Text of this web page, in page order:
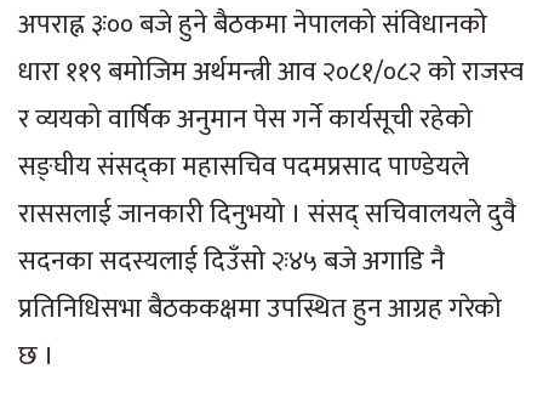
अपराह्न ३ः०० बजे हुने बैठकमा नेपालको संविधानको
धारा ११९ बमोजिम अर्थमन्त्री आव २०८१/०८२ को राजस्व
र व्ययको वार्षिक अनुमान पेस गर्ने कार्यसूची रहेको
सङ्घीय संसद्का महासचिव पदमप्रसाद पाण्डेयले
राससलाई जानकारी दिनुभयो । संसद् सचिवालयले दुवै
सदनका सदस्यलाई दिउँसो २ः४५ बजे अगाडि नै
प्रतिनिधिसभा बैठककक्षमा उपस्थित हुन आग्रह गरेको
छ ।